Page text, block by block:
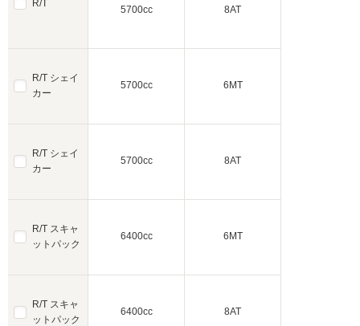
R/T
R/T シェイ
カー
R/T シェイ
カー
R/T スキャ
ットパック
R/T スキャ
ットパック
5700cc 8AT
5700cc 6MT
5700cc 8AT
6400cc 6MT
6400cc 8AT